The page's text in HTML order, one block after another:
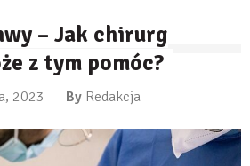
– Jak chirurg
z tym pomóc?
2023 By Redakcja